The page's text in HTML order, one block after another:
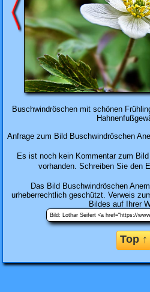
Buschwindröschen mit schönen
Anfrage zum Bild Buschwindröschen
Es ist noch kein Kommentar zum
vorhanden. Schreiben Sie den
Das Bild Buschwindröschen
urheberrechtlich geschützt. Verweis
Bildes auf Ihrer
Top ↑